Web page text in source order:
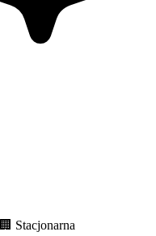
🏢 Stacjonarna